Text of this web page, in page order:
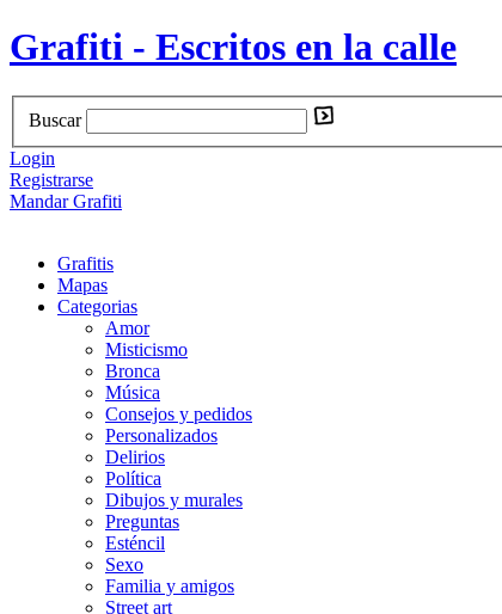
Grafiti - Escritos en la calle
Buscar
Login
Registrarse
Mandar Grafiti
Grafitis
Mapas
Categorias
Amor
Misticismo
Bronca
Música
Consejos y pedidos
Personalizados
Delirios
Política
Dibujos y murales
Preguntas
Esténcil
Sexo
Familia y amigos
Street art